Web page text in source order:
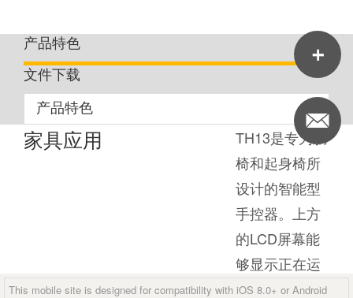
产品特色
文件下载
家具应用
TH13是专为躺
椅和起身椅所
设计的智能型
手控器。上方
的LCD屏幕能
够显示正在运
作的按摩马达
This mobile site is designed for compatibility with iOS 8.0+ or Android